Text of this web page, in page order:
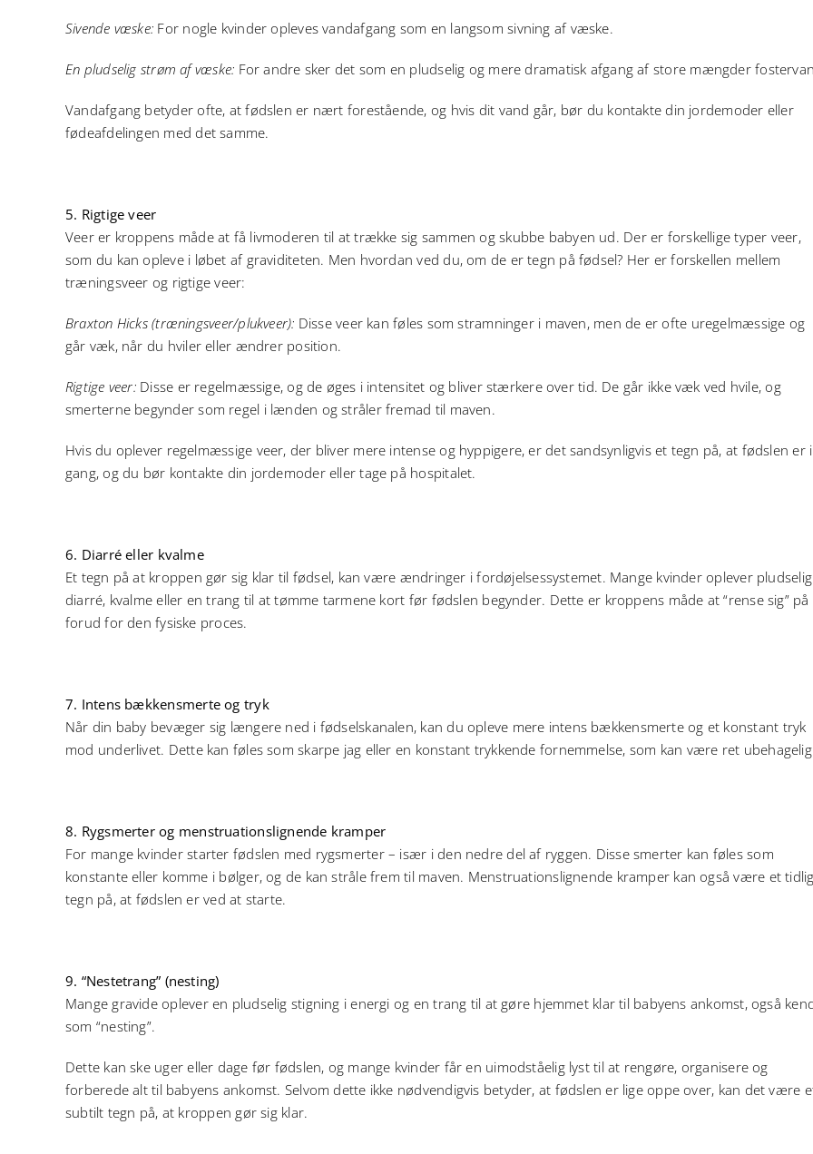
Sivende væske: For nogle kvinder opleves vandafgang som en langsom sivning af væske.
En pludselig strøm af væske: For andre sker det som en pludselig og mere dramatisk afgang af store mængder
Vandafgang betyder ofte, at fødslen er nært forestående, og hvis dit vand går, bør du kontakte din jordemoder eller
fødeafdelingen med det samme.
5. Rigtige veer
Veer er kroppens måde at få livmoderen til at trække sig sammen og skubbe babyen ud. Der er forskellige typer veer,
som du kan opleve i løbet af graviditeten. Men hvordan ved du, om de er tegn på fødsel? Her er forskellen mellem
træningsveer og rigtige veer:
Braxton Hicks (træningsveer/plukveer): Disse veer kan føles som stramninger i maven, men de er ofte uregelmæssige og
går væk, når du hviler eller ændrer position.
Rigtige veer:Disse er regelmæssige, og de øges i intensitet og bliver stærkere over tid. De går ikke væk ved hvile, og
smerterne begynder som regel i lænden og stråler fremad til maven.
Hvis du oplever regelmæssige veer, der bliver mere intense og hyppigere, er det sandsynligvis et tegn på, at fødslen er i
gang, og du bør kontakte din jordemoder eller tage på hospitalet.
6. Diarré eller kvalme
Et tegn på at kroppen gør sig klar til fødsel, kan være ændringer i fordøjelsessystemet. Mange kvinder oplever pludselig
diarré, kvalme eller en trang til at tømme tarmene kort før fødslen begynder. Dette er kroppens måde at “rense sig” på
forud for den fysiske proces.
7. Intens bækkensmerte og tryk
Når din baby bevæger sig længere ned i fødselskanalen, kan du opleve mere intens bækkensmerte og et konstant tryk
mod underlivet. Dette kan føles som skarpe jag eller en konstant trykkende fornemmelse, som kan være ret
8. Rygsmerter og menstruationslignende kramper
For mange kvinder starter fødslen med rygsmerter – især i den nedre del af ryggen. Disse smerter kan føles som
konstante eller komme i bølger, og de kan stråle frem til maven. Menstruationslignende kramper kan også være et
tegn på, at fødslen er ved at starte.
9. “Nestetrang” (nesting)
Mange gravide oplever en pludselig stigning i energi og en trang til at gøre hjemmet klar til babyens ankomst, også
som “nesting”.
Dette kan ske uger eller dage før fødslen, og mange kvinder får en uimodståelig lyst til at rengøre, organisere og
forberede alt til babyens ankomst. Selvom dette ikke nødvendigvis betyder, at fødslen er lige oppe over, kan det være
subtilt tegn på, at kroppen gør sig klar.